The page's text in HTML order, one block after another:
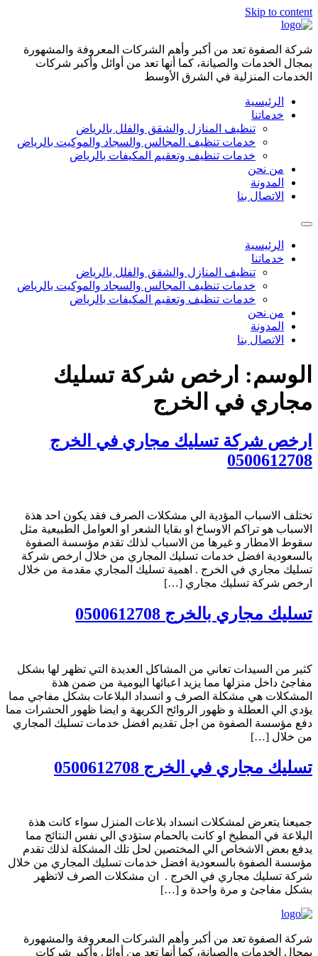
Skip to content
شركة الصفوة تعد من أكبر وأهم الشركات المعروفة والمشهورة
بمجال الخدمات والصيانة، كما أنها تعد من أوائل وأكبر شركات
الخدمات المنزلية في الشرق الأوسط
الرئيسية
خدماتنا
تنظيف المنازل والشقق والفلل بالرياض
خدمات تنظيف المجالس والسجاد والموكيت بالرياض
خدمات تنظيف وتعقيم المكيفات بالرياض
من نحن
المدونة
الاتصال بنا
الرئيسية
خدماتنا
تنظيف المنازل والشقق والفلل بالرياض
خدمات تنظيف المجالس والسجاد والموكيت بالرياض
خدمات تنظيف وتعقيم المكيفات بالرياض
من نحن
المدونة
الاتصال بنا
الوسم: ارخص شركة تسليك
مجاري في الخرج
ارخص شركة تسليك مجاري في الخرج
0500612708
تختلف الاسباب المؤدية الي مشكلات الصرف فقد يكون احد هذة
الاسباب هو تراكم الاوساخ او بقايا الشعر او العوامل الطبيعية مثل
سقوط الامطار و غيرها من الاسباب لذلك تقدم مؤسسة الصفوة
بالسعودية افضل خدمات تسليك المجاري من خلال ارخص شركة
تسليك مجاري في الخرج . اهمية تسليك المجاري مقدمة من خلال
ارخص شركة تسليك مجاري […]
تسليك مجاري بالخرج 0500612708
كثير من السيدات تعاني من المشاكل العديدة التي تظهر لها بشكل
مفاجئ داخل منزلها مما يزيد اعبائها اليومية من ضمن هذة
المشكلات هي مشكلة الصرف و انسداد البلاعات بشكل مفاجي مما
يؤدي الي العطلة و ظهور الروائح الكريهة و ايضا ظهور الحشرات مما
دفع مؤسسة الصفوة من اجل تقديم افضل خدمات تسليك المجاري
من خلال […]
تسليك مجاري في الخرج 0500612708
جميعنا يتعرض لمشكلات انسداد بلاعات المنزل سواء كانت هذة
البلاعة في المطبخ او كانت بالحمام ستؤدي الي نفس النتائج مما
يدفع بعض الاشخاص الي المختصين لحل تلك المشكلة لذلك تقدم
مؤسسة الصفوة بالسعودية افضل خدمات تسليك المجاري من خلال
شركة تسليك مجاري في الخرج . ان مشكلات الصرف لاتظهر
بشكل مفاجئ و مرة واحدة و […]
شركة الصفوة تعد من أكبر وأهم الشركات المعروفة والمشهورة
بمجال الخدمات والصيانة، كما أنها تعد من أوائل وأكبر شركات